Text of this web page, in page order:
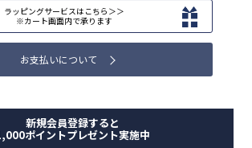
ラッピングサービスはこちら＞＞
※カート画面内で承ります
お支払いについて
新規会員登録すると
ポイントプレゼント実施中